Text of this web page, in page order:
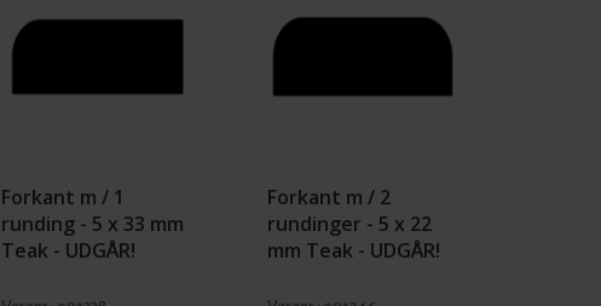
Forkant m / 1
runding - 5 x 33 mm
Teak - UDGÅR!
Forkant m / 2
rundinger - 5 x 22
mm Teak - UDGÅR!